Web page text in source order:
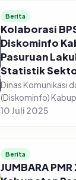
Berita
Kolaborasi
Diskominfo
Pasuruan
Statistik
Dinas Komunikasi
(Diskominfo)
bersama Badan
statistik sektoral b...
10 Juli 2025
Berita
JUMBARA PMR